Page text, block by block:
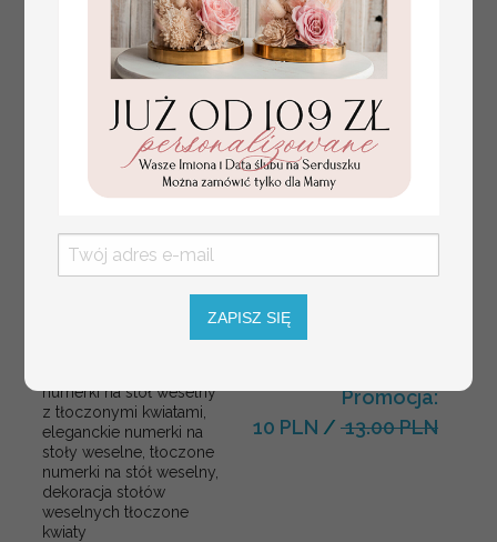
numerki na stół weselny
z tłoczonymi kwiatami,
eleganckie numerki na
stoły weselne, tłoczone
numerki na stół weselny,
dekoracja stołów
weselnych tłoczone
kwiaty
Promocja:
10 PLN / 13.00 PLN
ZAPISZ SIĘ